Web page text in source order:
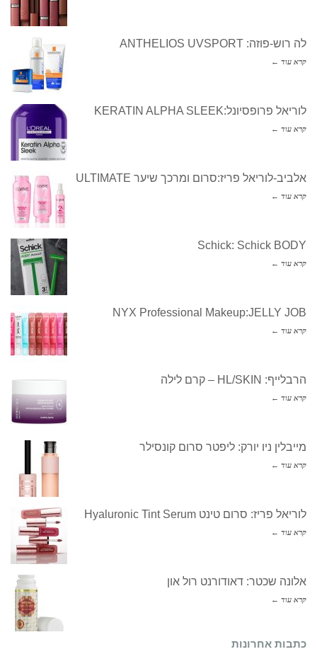
לה רוש-פוזה: ANTHELIOS UVSPORT
קרא עוד ←
לוריאל פרופסיונל:KERATIN ALPHA SLEEK
קרא עוד ←
אלביב-לוריאל פריז:סרום ומרכך שיער ULTIMATE
קרא עוד ←
Schick: Schick BODY
קרא עוד ←
NYX Professional Makeup:JELLY JOB
קרא עוד ←
הרבלייף: HL/SKIN – קרם לילה
קרא עוד ←
מייבלין ניו יורק: ליפטר סרום קונסילר
קרא עוד ←
לוריאל פריז: סרום טינט Hyaluronic Tint Serum
קרא עוד ←
אלונה שכטר: דאודורנט רול און
קרא עוד ←
כתבות אחרונות